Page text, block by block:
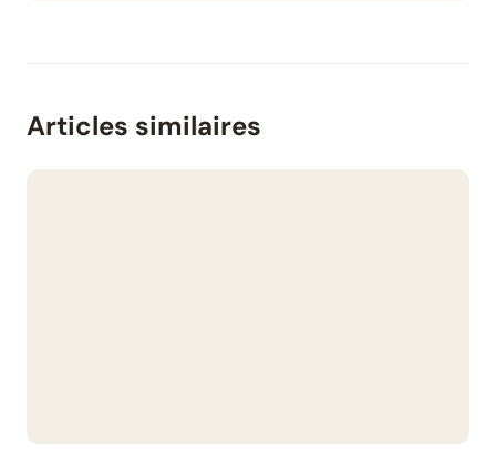
Articles similaires